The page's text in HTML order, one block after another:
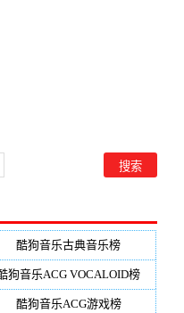
酷狗音乐古典音乐榜
狗音乐ACG VOCALOID榜
酷狗音乐ACG游戏榜